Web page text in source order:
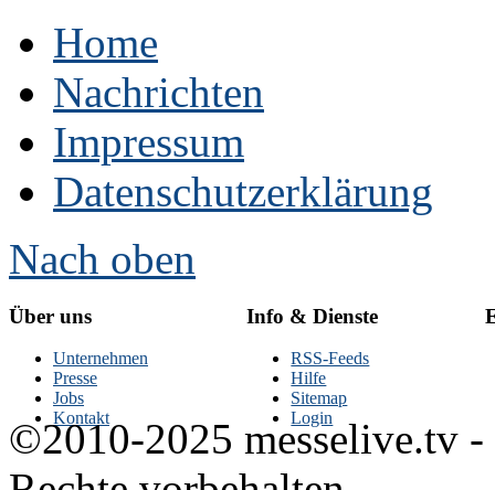
Home
Nachrichten
Impressum
Datenschutzerklärung
Nach oben
Über uns
Unternehmen
Presse
Jobs
Kontakt
Info & Dienste
RSS-Feeds
Hilfe
Sitemap
Login
©2010-2025 messelive.tv -